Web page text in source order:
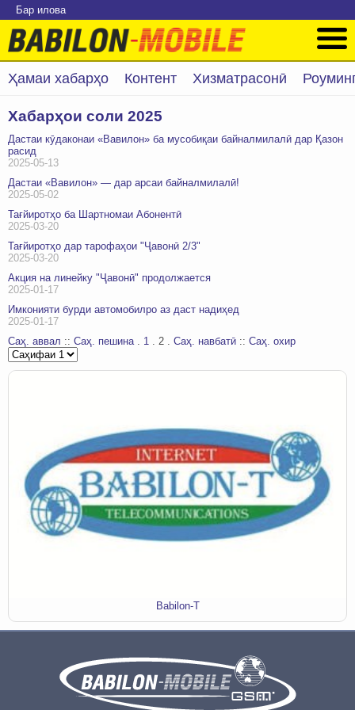
Бар илова
Ҳамаи хабарҳо Контент Хизматрасонӣ
Хабарҳои соли 2025
Дастаи кӯдаконаи «Вавилон» ба мусобиқаи байналмилалӣ дар Қазон
расид
2025-05-13
Дастаи «Вавилон» — дар арсаи байналмилалӣ!
2025-05-02
Тағйиротҳо ба Шартномаи Абонентӣ
2025-03-20
Тағйиротҳо дар тарофаҳои "Ҷавонӣ 2/3"
2025-03-20
Акция на линейку "Ҷавонӣ" продолжается
2025-01-17
Имконияти бурди автомобилро аз даст надиҳед
2025-01-17
Саҳ. аввал :: Саҳ. пешина. 1 . 2 . Саҳ. навбатӣ :: Саҳ. охир
Babilon-T